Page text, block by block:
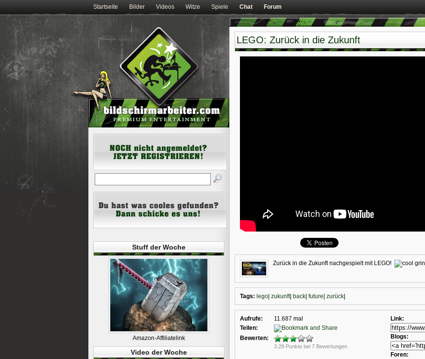
Startseite Bilder Videos Witze Spiele Chat Forum
LEGO: Zurück in die Zukunft
Zurück in die Zukunft nachgespielt mit LEGO!
Tags: lego zukunft| back future zurück
Aufrufe:
11.687 mal
Teilen:
Bewerten:
3.29 Punkte bei 7 Bewertungen
Link:
Blogs:
Foren:
Stuff der Woche
Amazon-Affiliatelink
Video der Woche